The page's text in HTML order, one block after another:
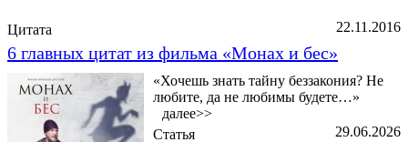
22.11.2016
Цитата
6 главных цитат из фильма «Монах и бес»
«Хочешь знать тайну беззакония? Не
любите, да не любимы будете…»
далее>>
29.06.2026
Статья